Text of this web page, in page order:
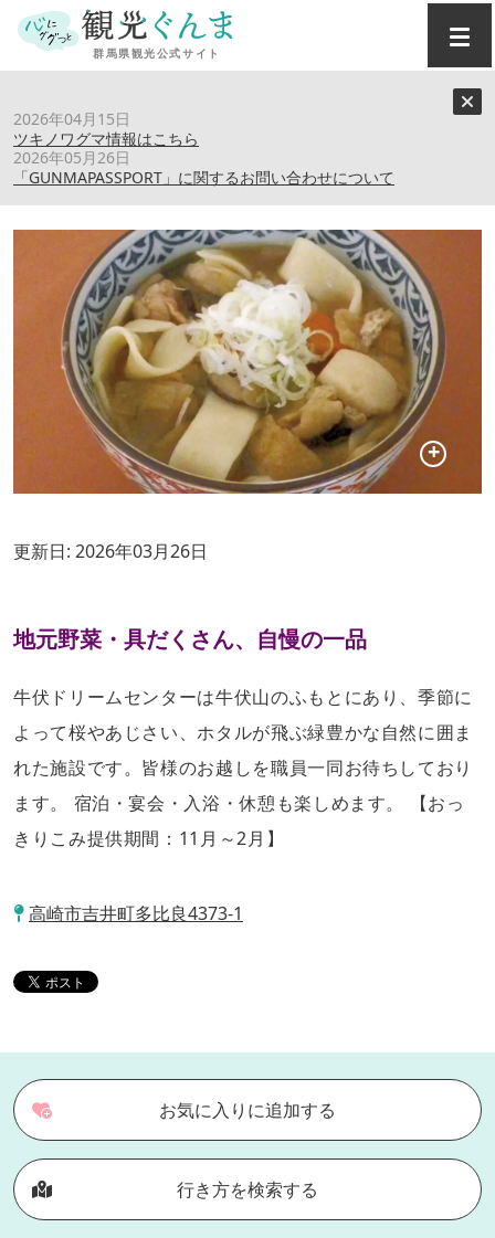
2026年04月15日
ツキノワグマ情報はこちら
2026年05月26日
「GUNMAPASSPORT」に関するお問い合わせについて
牛伏ドリームセンター
更新日: 2026年03月26日
地元野菜・具だくさん、自慢の一品
牛伏ドリームセンターは牛伏山のふもとにあり、季節に
よって桜やあじさい、ホタルが飛ぶ緑豊かな自然に囲ま
れた施設です。皆様のお越しを職員一同お待ちしており
ます。 宿泊・宴会・入浴・休憩も楽しめます。 【おっ
きりこみ提供期間：11月～2月】
高崎市吉井町多比良4373-1
お気に入りに追加する
行き方を検索する